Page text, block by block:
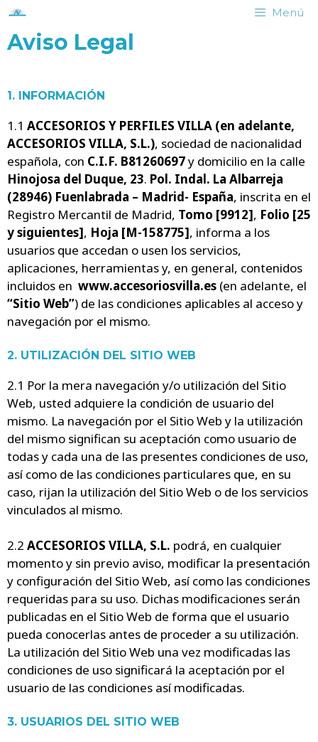
Menú
Aviso Legal
1. INFORMACIÓN
1.1 ACCESORIOS Y PERFILES VILLA (en adelante,
ACCESORIOS VILLA, S.L.), sociedad de nacionalidad
española, con C.I.F. B81260697y domicilio en la calle
Hinojosa del Duque, 23. Pol. Indal. La Albarreja
(28946) Fuenlabrada – Madrid- España, inscrita en el
Registro Mercantil de Madrid, Tomo [9912], Folio [25
y siguientes], Hoja [M-158775], informa a los
usuarios que accedan o usen los servicios,
aplicaciones, herramientas y, en general, contenidos
incluidos en www.accesoriosvilla.es (en adelante, el
“Sitio Web”) de las condiciones aplicables al acceso y
navegación por el mismo.
2. UTILIZACIÓN DEL SITIO WEB
2.1 Por la mera navegación y/o utilización del Sitio
Web, usted adquiere la condición de usuario del
mismo. La navegación por el Sitio Web y la utilización
del mismo significan su aceptación como usuario de
todas y cada una de las presentes condiciones de uso,
así como de las condiciones particulares que, en su
caso, rijan la utilización del Sitio Web o de los servicios
vinculados al mismo.
2.2 ACCESORIOS VILLA, S.L. podrá, en cualquier
momento y sin previo aviso, modificar la presentación
y configuración del Sitio Web, así como las condiciones
requeridas para su uso. Dichas modificaciones serán
publicadas en el Sitio Web de forma que el usuario
pueda conocerlas antes de proceder a su utilización.
La utilización del Sitio Web una vez modificadas las
condiciones de uso significará la aceptación por el
usuario de las condiciones así modificadas.
3. USUARIOS DEL SITIO WEB